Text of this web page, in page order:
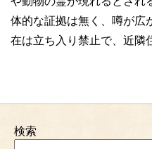
体的な証拠は無く、噂が広
在は立ち入り禁止で、近隣
検索